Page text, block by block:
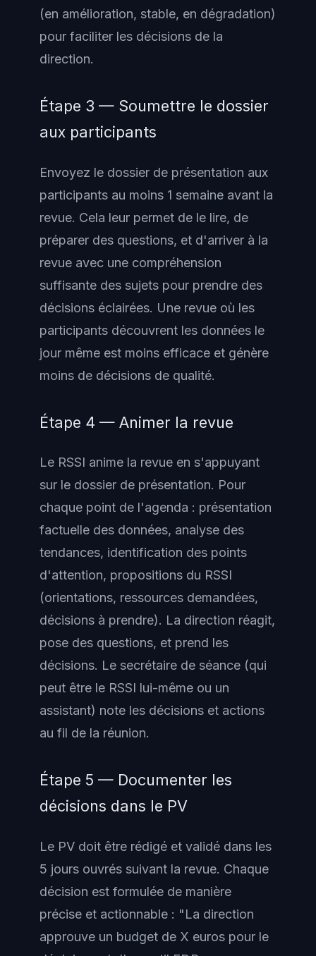
(en amélioration, stable, en dégradation)
pour faciliter les décisions de la
direction.
Étape 3 — Soumettre le dossier
aux participants
Envoyez le dossier de présentation aux
participants au moins 1 semaine avant la
revue. Cela leur permet de le lire, de
préparer des questions, et d'arriver à la
revue avec une compréhension
suffisante des sujets pour prendre des
décisions éclairées. Une revue où les
participants découvrent les données le
jour même est moins efficace et génère
moins de décisions de qualité.
Étape 4 — Animer la revue
Le RSSI anime la revue en s'appuyant
sur le dossier de présentation. Pour
chaque point de l'agenda : présentation
factuelle des données, analyse des
tendances, identification des points
d'attention, propositions du RSSI
(orientations, ressources demandées,
décisions à prendre). La direction réagit,
pose des questions, et prend les
décisions. Le secrétaire de séance (qui
peut être le RSSI lui-même ou un
assistant) note les décisions et actions
au fil de la réunion.
Étape 5 — Documenter les
décisions dans le PV
Le PV doit être rédigé et validé dans les
5 jours ouvrés suivant la revue. Chaque
décision est formulée de manière
précise et actionnable : "La direction
approuve un budget de X euros pour le